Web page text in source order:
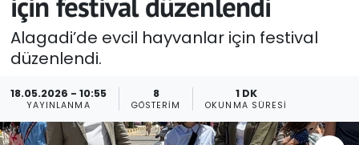
Alagadi’de evcil hayvanlar için festival
düzenlendi.
18.05.2026 - 10:55
YAYINLANMA
8
GÖSTERIM
1 DK
OKUNMA SÜRESI
Foto Galeri
Güncel
Haber Arşivi